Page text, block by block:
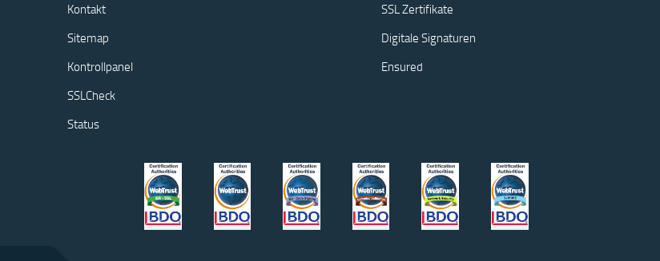
Kontakt
Sitemap
Kontrollpanel
SSLCheck
Status
SSL Zertifikate
Digitale Signaturen
Ensured